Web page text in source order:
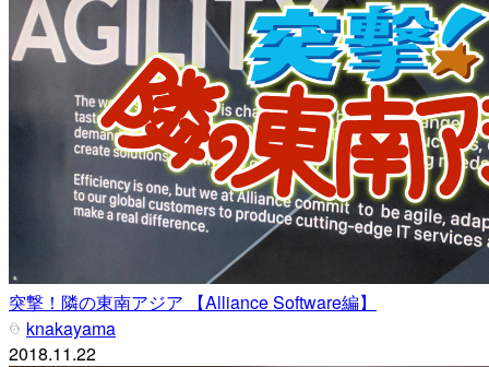
突撃！隣の東南アジア 【Alliance Software編】
knakayama
2018.11.22